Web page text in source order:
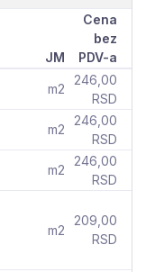
JM
Cena
bez
PDV-a
m2
246,00
RSD
m2
246,00
RSD
m2
246,00
RSD
m2
209,00
RSD